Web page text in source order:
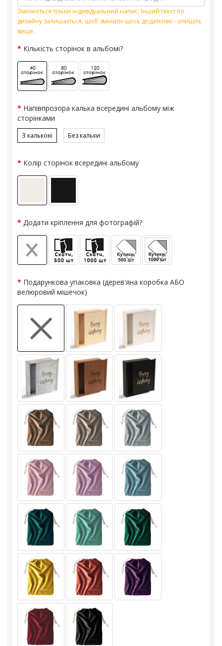
Змінюється тільки індивідуальний напис. Інший текст по
дизайну залишається, щоб змінити щось додатково - опишіть
вище.
Кількість сторінок в альбомі?
Напівпрозора калька всередині альбому між
сторінками
З калькою Без кальки
Колір сторінок всередині альбому
Додати кріплення для фотографій?
Подарункова упаковка (дерев'яна коробка АБО
велюровий мішечок)